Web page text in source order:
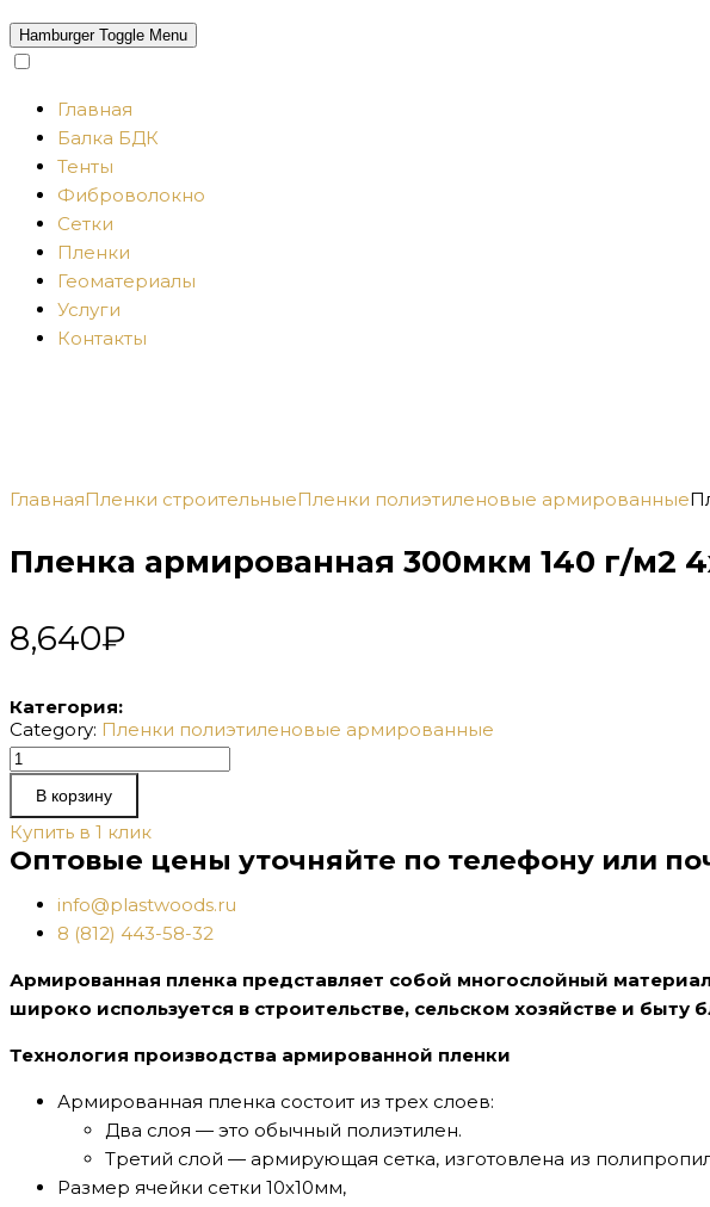
Hamburger Toggle Menu
Главная
Балка БДК
Тенты
Фиброволокно
Сетки
Пленки
Геоматериалы
Услуги
Контакты
ГлавнаяПленки строительныеПленки полиэтиленовые армированные
Пленка армированная 300мкм 140 г/м2
8,640₽
Категория:
Category: Пленки полиэтиленовые армированные
Количество
товара
Пленка
армированная
300мкм
140
4х45пм
Эконом
В корзину
Купить в 1 клик
Оптовые цены уточняйте по телефону или
info@plastwoods.ru
8 (812) 443-58-32
Армированная пленка представляет собой многослойный
широко используется в строительстве, сельском хозяйстве и
Технология производства армированной пленки
Армированная пленка состоит из трех слоев:
Два слоя — это обычный полиэтилен.
Третий слой — армирующая сетка, изготовлена из
Размер ячейки сетки 10х10мм,